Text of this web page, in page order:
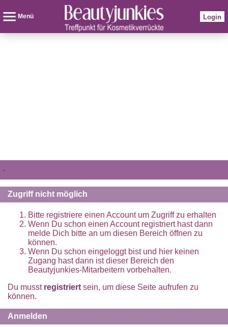
Menü Login
-
Zugriff nicht möglich
Bitte registriere einen Account um Zugriff zu erhalten
Wenn Du schon einen Account registriert hast dann
melde Dich bitte an um diesen Bereich öffnen zu
können.
Wenn Du schon eingeloggt bist und hier keinen
Zugang hast dann ist dieser Bereich den
Beautyjunkies-Mitarbeitern vorbehalten.
Du musst registriert sein, um diese Seite aufrufen zu
können.
Anmelden